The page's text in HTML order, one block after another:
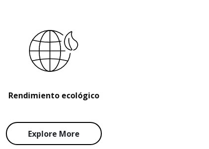
Rendimiento ecológico
Explore More